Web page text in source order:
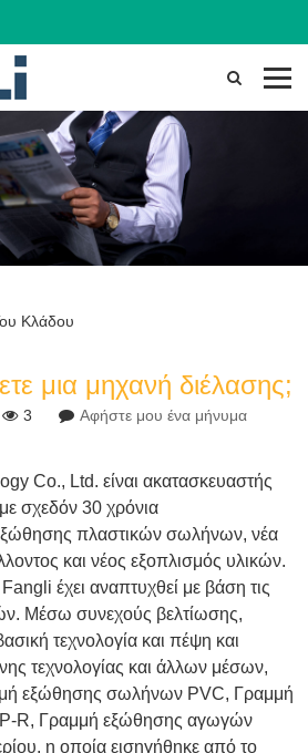
Κλάδου
μια μηχανή διέλασης;
3 Αφήστε μου ένα μήνυμα
Co., Ltd. είναι ακατασκευαστής
με σχεδόν 30 χρόνια
πλαστικών σωλήνων, νέα
και νέος εξοπλισμός υλικών.
έχει αναπτυχθεί με βάση τις
Μέσω συνεχούς βελτίωσης,
τεχνολογία και πέψη και
τεχνολογίας και άλλων μέσων,
εξώθησης σωλήνων PVC, Γραμμή
R, Γραμμή εξώθησης αγωγών
, η οποία εισηγήθηκε από το